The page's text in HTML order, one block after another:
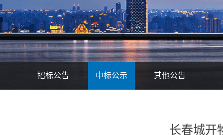
招标公告 中标公示 其他公告
长春城开